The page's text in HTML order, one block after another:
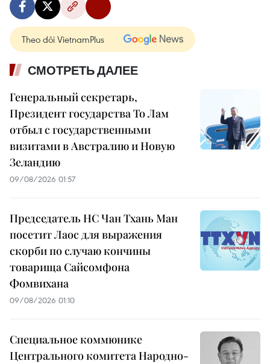
Theo dõi VietnamPlus
СМОТРЕТЬ ДАЛЕЕ
Генеральный секретарь,
Президент государства То Лам
отбыл с государственными
визитами в Австралию и Новую
Зеландию
09/08/2026 01:57
Председатель НС Чан Тхань Ман
посетит Лаос для выражения
скорби по случаю кончины
товарища Сайсомфона
Фомвихана
09/08/2026 01:10
Специальное коммюнике
Центрального комитета Народно-